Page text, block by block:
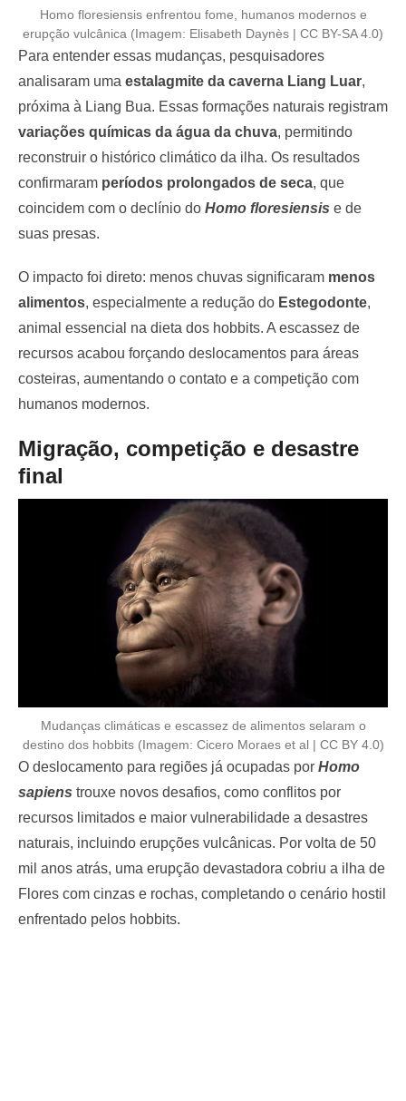
Homo floresiensis enfrentou fome, humanos modernos e
erupção vulcânica (Imagem: Elisabeth Daynès | CC BY-SA 4.0)
Para entender essas mudanças, pesquisadores
analisaram uma estalagmite da caverna Liang Luar,
próxima à Liang Bua. Essas formações naturais registram
variações químicas da água da chuva, permitindo
reconstruir o histórico climático da ilha. Os resultados
confirmaram períodos prolongados de seca, que
coincidem com o declínio do Homo floresiensis e de
suas presas.
O impacto foi direto: menos chuvas significaram menos
alimentos, especialmente a redução do Estegodonte,
animal essencial na dieta dos hobbits. A escassez de
recursos acabou forçando deslocamentos para áreas
costeiras, aumentando o contato e a competição com
humanos modernos.
Migração, competição e desastre
final
Mudanças climáticas e escassez de alimentos selaram o
destino dos hobbits (Imagem: Cicero Moraes et al | CC BY 4.0)
O deslocamento para regiões já ocupadas por Homo
sapiens trouxe novos desafios, como conflitos por
recursos limitados e maior vulnerabilidade a desastres
naturais, incluindo erupções vulcânicas. Por volta de 50
mil anos atrás, uma erupção devastadora cobriu a ilha de
Flores com cinzas e rochas, completando o cenário hostil
enfrentado pelos hobbits.